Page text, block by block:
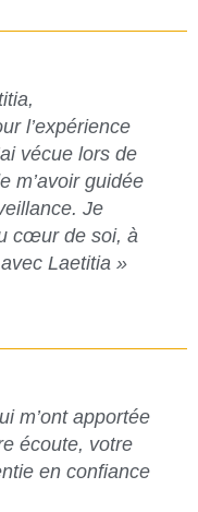
l’expérience
vécue lors de
m’avoir guidée
Je
cœur de soi, à
Laetitia »
m’ont apportée
écoute, votre
en confiance